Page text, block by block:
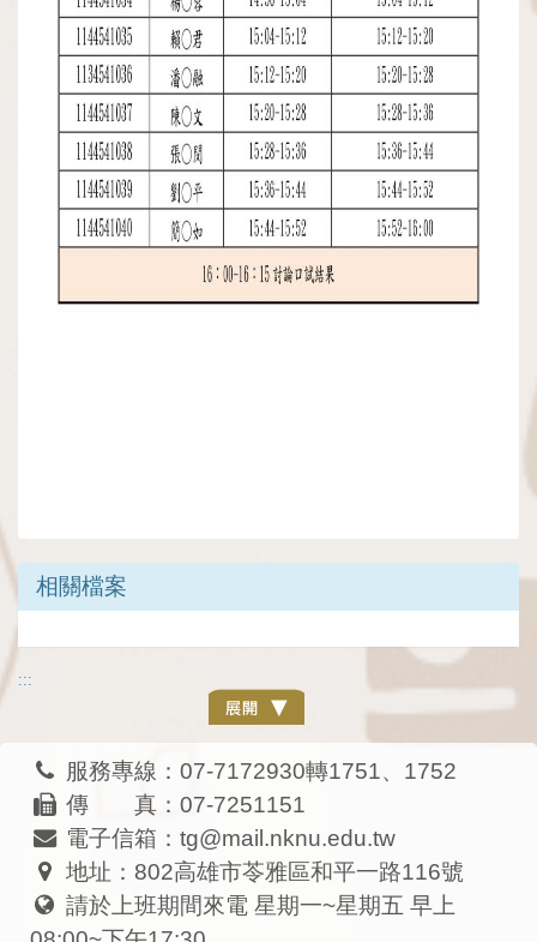
相關檔案
:::
服務專線：07-7172930轉1751、1752
傳 真：07-7251151
電子信箱：tg@mail.nknu.edu.tw
地址：802高雄市苓雅區和平一路116號
請於上班期間來電 星期一~星期五 早上